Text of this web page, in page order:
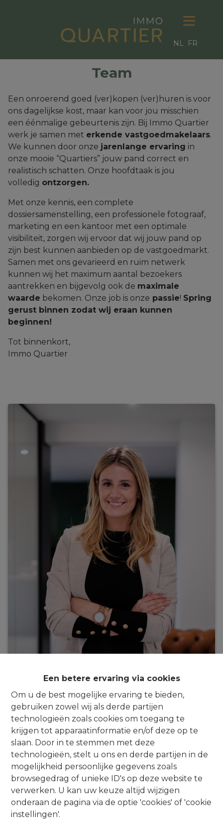
Een betere ervaring via cookies
Om u de best mogelijke ervaring te bieden,
gebruiken zowel wij als derde partijen
technologieën zoals cookies om toegang te
krijgen tot apparaatinformatie en/of deze op te
slaan. Door in te stemmen met deze
technologieën, stelt u ons en derde partijen in de
mogelijkheid persoonlijke gegevens zoals
browsegedrag of unieke ID's op deze website te
verwerken. U kan uw keuze altijd wijzigen
onderaan de pagina via de optie 'cookies' of 'cookie
instellingen'.
NL FR
Team
Een onroerend goed (ver)kopen (ver)huren is voor
ons dagelijkse kost, maar kan voor jou misschien
een éénmalige gebeurtenis zijn. Bij Immo Quartier
werk je samen met erkende vastgoedmakelaars.
We kunnen door onze jarenlange ervaring in
onze mooie “Quartiers” jouw pand correct en
realistisch schatten. Onze hoofdtaak is jou
volledig ontzorgen.
Met onze kennis, een complete
dossiersamenstelling, een professionele fotograaf,
marketing en een kantoor met een optimale
visibiliteit, zorgen wij ervoor dat wij jouw pand op
zijn best kunnen aanbieden op de vastgoedmarkt.
Samen met ons gevarieerd en ruim netwerk
kunnen wij het maximum aantal bezoekers
aantrekken en bijgevolg ook de maximale
waarde bekomen. Onze job is onze passie! Spring
gerust binnen zodat wij eraan kunnen
beginnen!
Tot binnenkort,
Immo Quartier
Nora Vanquekelberghe
Bestuurder
BIV 511.422
nora@immoquartier.be
02/201.80.80